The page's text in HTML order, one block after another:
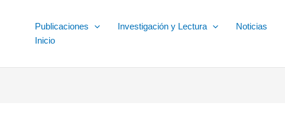
Publicaciones Investigación y Lectura Noticias
Inicio